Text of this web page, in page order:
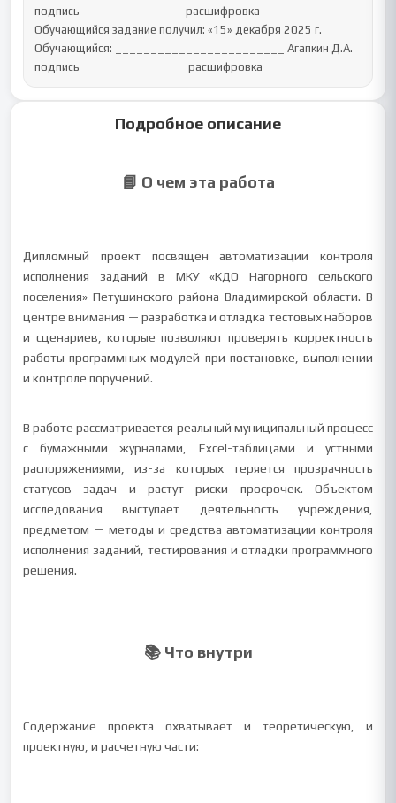
подпись                                        расшифровка
Обучающийся задание получил: «15» декабря 2025 г.
Обучающийся: ________________________ Агапкин Д.А.
подпись                                         расшифровка
Подробное описание
📘 О чем эта работа
Дипломный проект посвящен автоматизации контроля
исполнения заданий в МКУ «КДО Нагорного сельского
поселения» Петушинского района Владимирской области. В
центре внимания — разработка и отладка тестовых наборов
и сценариев, которые позволяют проверять корректность
работы программных модулей при постановке, выполнении
и контроле поручений.
В работе рассматривается реальный муниципальный процесс
с бумажными журналами, Excel-таблицами и устными
распоряжениями, из-за которых теряется прозрачность
статусов задач и растут риски просрочек. Объектом
исследования выступает деятельность учреждения,
предметом — методы и средства автоматизации контроля
исполнения заданий, тестирования и отладки программного
решения.
📚 Что внутри
Содержание проекта охватывает и теоретическую, и
проектную, и расчетную части: